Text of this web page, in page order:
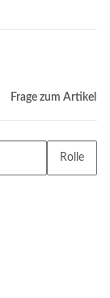
Frage zum Artikel
Rolle